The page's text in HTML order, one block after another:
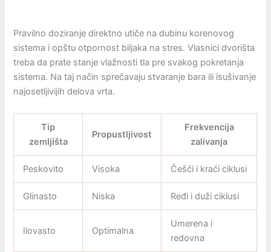
Pravilno doziranje direktno utiče na dubinu korenovog
sistema i opštu otpornost biljaka na stres. Vlasnici dvorišta
treba da prate stanje vlažnosti tla pre svakog pokretanja
sistema. Na taj način sprečavaju stvaranje bara ili isušivanje
najosetljivijih delova vrta.
Tip
zemljišta
Propustljivost
Frekvencija
zalivanja
Peskovito Visoka Češći i kraći ciklusi
Glinasto Niska Ređi i duži ciklusi
Ilovasto Optimalna
Umerena i
redovna